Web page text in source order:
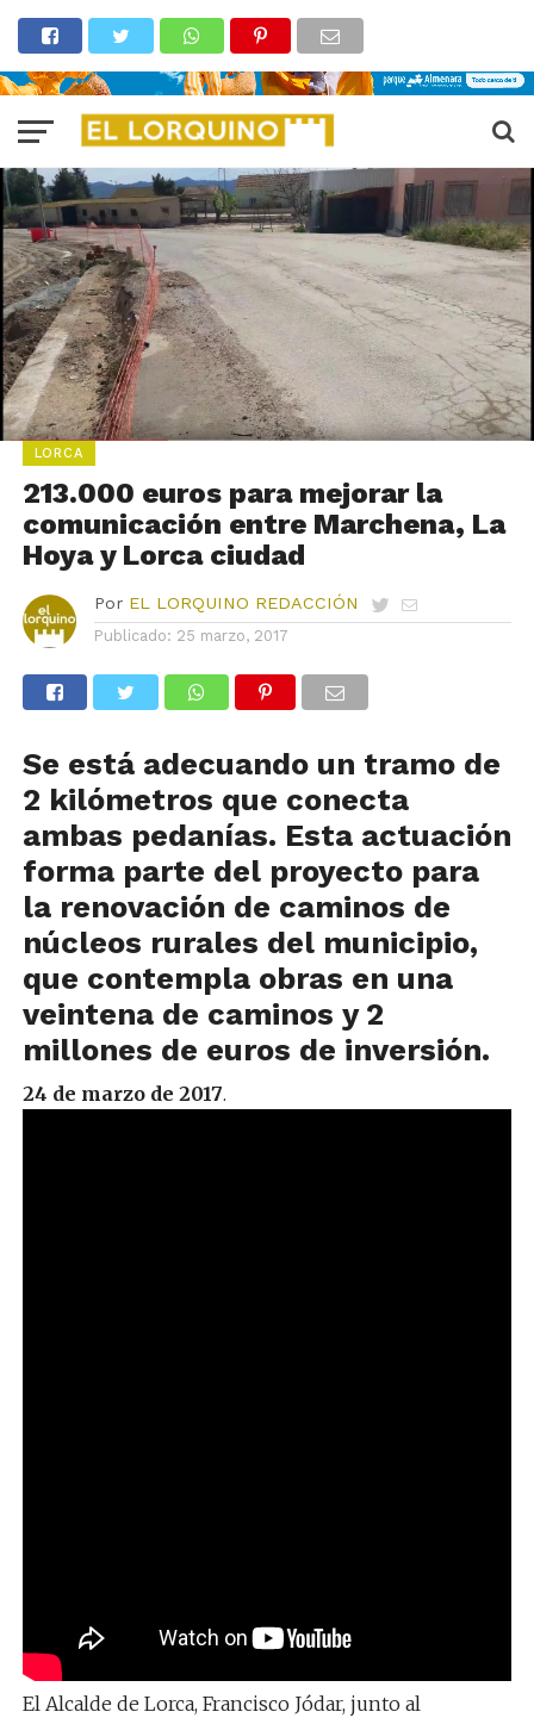
LORCA
213.000 euros para mejorar la
comunicación entre Marchena, La
Hoya y Lorca ciudad
Por EL LORQUINO REDACCIÓN
Publicado: 25 marzo, 2017
Se está adecuando un tramo de
2 kilómetros que conecta
ambas pedanías. Esta actuación
forma parte del proyecto para
la renovación de caminos de
núcleos rurales del municipio,
que contempla obras en una
veintena de caminos y 2
millones de euros de inversión.
24 de marzo de 2017.
El Alcalde de Lorca, Francisco Jódar, junto al